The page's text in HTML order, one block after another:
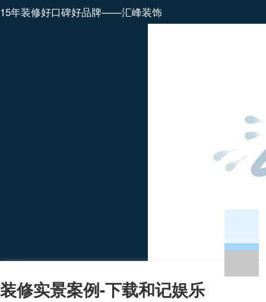
15年装修好口碑好品牌——汇峰装饰
装修实景案例-下载和记娱乐